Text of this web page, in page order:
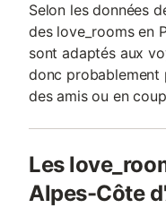
Selon les données
des love_rooms en
sont adaptés aux
donc probablement
des amis ou en
Les
Alpes-Côte